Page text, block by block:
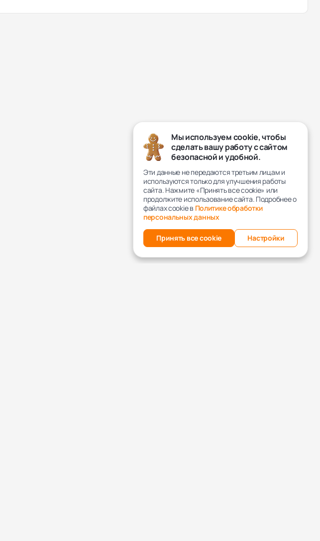
Мы используем cookie, чтобы
сделать вашу работу с сайтом
безопасной и удобной.
Эти данные не передаются третьим лицам и
используются только для улучшения работы
сайта. Нажмите «Принять все cookie» или
продолжите использование сайта. Подробнее о
файлах cookie в Политике обработки
персональных данных
Принять все cookie Настройки